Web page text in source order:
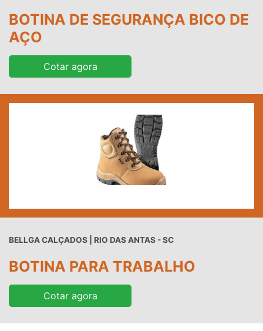
BOTINA DE SEGURANÇA BICO DE
AÇO
Cotar agora
BELLGA CALÇADOS | RIO DAS ANTAS - SC
BOTINA PARA TRABALHO
Cotar agora